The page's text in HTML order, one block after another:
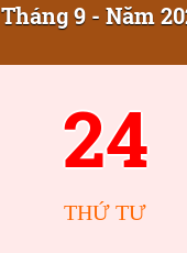
Tháng 9 - Năm
24
THỨ TƯ